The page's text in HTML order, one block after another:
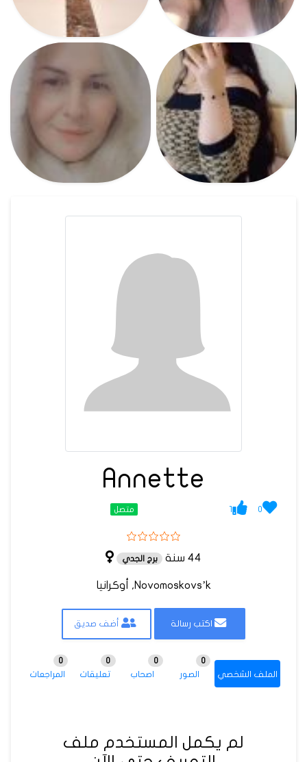
Annette
0
1 متصل
44 سنة برج الجدي
Novomoskovs’k, أوكرانيا
اكتب رسالة أضف صديق
الملف الشخصي الصور
0
اصحاب
0
تعليقات
0
المراجعات
0
لم يكمل المستخدم ملف